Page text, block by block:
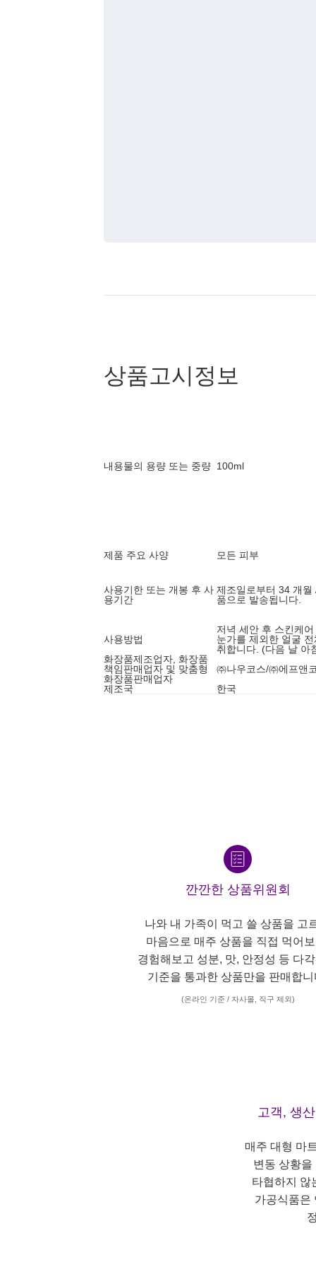
상품고시정보
내용물의 용량 또는 중량 100ml
제품 주요 사양 모든 피부
사용기한 또는 개봉 후 사
용기간
제조일로부터 34 개
품으로 발송됩니다.
사용방법
저녁 세안 후 스킨케
눈가를 제외한 얼굴
취합니다. (다음 날 아
화장품제조업자, 화장품
책임판매업자 및 맞춤형
화장품판매업자
㈜나우코스/㈜에프앤
제조국
한국
깐깐한 상품위원회
나와 내 가족이 먹고 쓸 상품을 고
마음으로 매주 상품을 직접 먹어
경험해보고 성분, 맛, 안정성 등 다
기준을 통과한 상품만을 판매합니
(온라인 기준 / 자사몰, 직구 제외)
고객, 생
매주 대형 마
변동 상황
타협하지 않
가공식품은